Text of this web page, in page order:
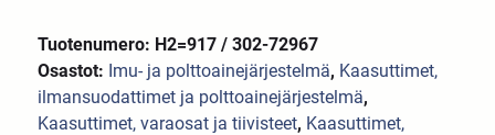
Tuotenumero: H2=917 / 302-72967
Osastot: Imu- ja polttoainejärjestelmä, Kaasuttimet,
ilmansuodattimet ja polttoainejärjestelmä,
Kaasuttimet, varaosat ja tiivisteet, Kaasuttimet,